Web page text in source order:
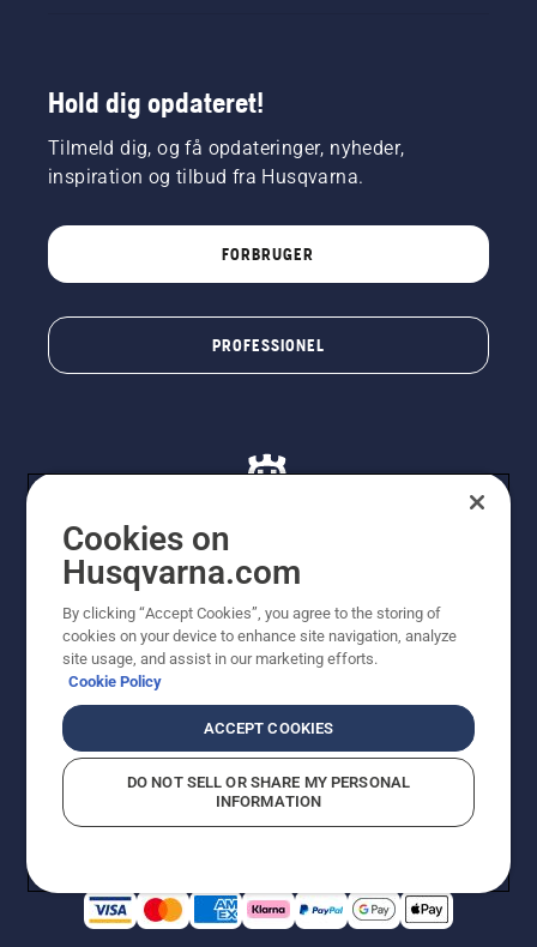
Hold dig opdateret!
Tilmeld dig, og få opdateringer, nyheder,
inspiration og tilbud fra Husqvarna.
FORBRUGER
PROFESSIONEL
viste priser er vejledende udsalgspriser. Der tages
forbehold for stave- og trykfejl samt prisændringer. Vi
stræber efter at have så nøjagtige oplysningerne på
dette websted som muligt. Alle anførte priser er
vejledende udsalgspriser (inkl. moms), medmindre
CookiepolitikAnvendelsesvilkår
Bekendtgørelse vedr. beskyttelse af personlige oplysninger
Rapporter formodede overtrædelser
Cookies on
Husqvarna.com
By clicking “Accept Cookies”, you agree to the storing of
cookies on your device to enhance site navigation, analyze
site usage, and assist in our marketing efforts.
Cookie Policy
ACCEPT COOKIES
DO NOT SELL OR SHARE MY PERSONAL
INFORMATION